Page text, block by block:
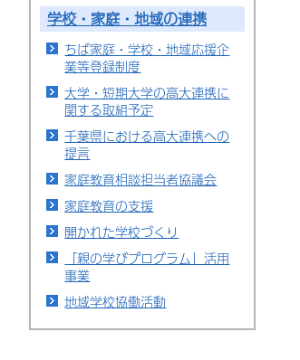
学校・家庭・地域の連携
ちば家庭・学校・地域応援企
業等登録制度
大学・短期大学の高大連携に
関する取組予定
千葉県における高大連携への
提言
家庭教育相談担当者協議会
家庭教育の支援
開かれた学校づくり
「親の学びプログラム」活用
事業
地域学校協働活動